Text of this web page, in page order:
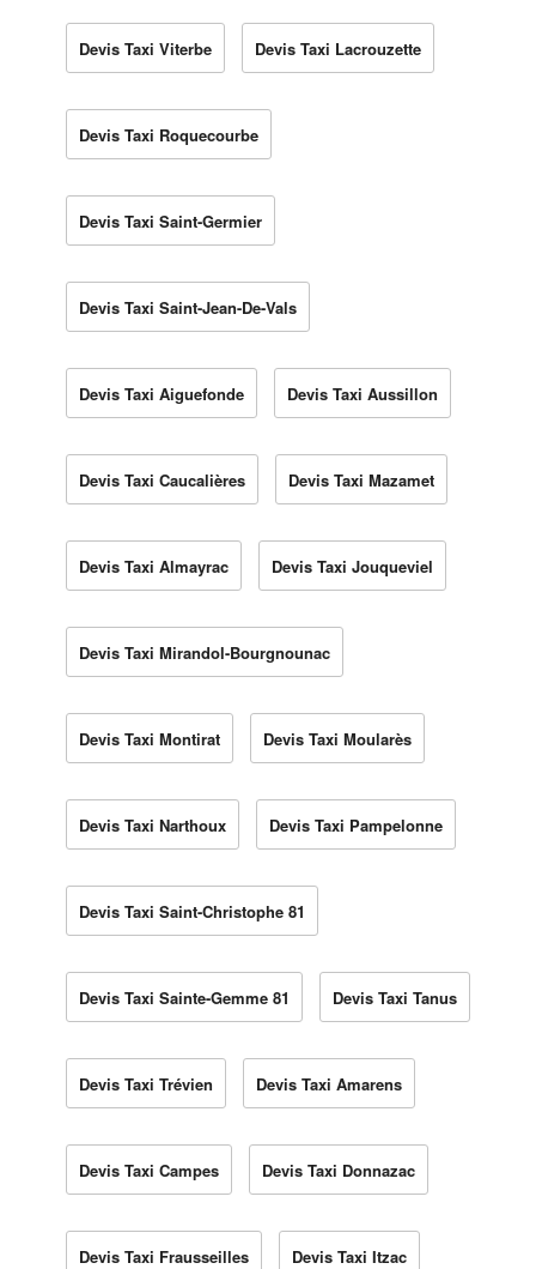
Devis Taxi Viterbe Devis Taxi Lacrouzette
Devis Taxi Roquecourbe
Devis Taxi Saint-Germier
Devis Taxi Saint-Jean-De-Vals
Devis Taxi Aiguefonde Devis Taxi Aussillon
Devis Taxi Caucalières Devis Taxi Mazamet
Devis Taxi Almayrac Devis Taxi Jouqueviel
Devis Taxi Mirandol-Bourgnounac
Devis Taxi Montirat Devis Taxi Moularès
Devis Taxi Narthoux Devis Taxi Pampelonne
Devis Taxi Saint-Christophe 81
Devis Taxi Sainte-Gemme 81 Devis Taxi Tanus
Devis Taxi Trévien Devis Taxi Amarens
Devis Taxi Campes Devis Taxi Donnazac
Devis Taxi Frausseilles Devis Taxi Itzac